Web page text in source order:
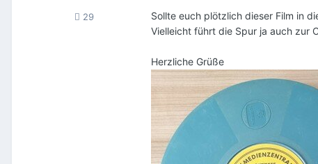
29
Sollte euch plötzlich dieser Film in
Vielleicht führt die Spur ja auch zur
Herzliche Grüße